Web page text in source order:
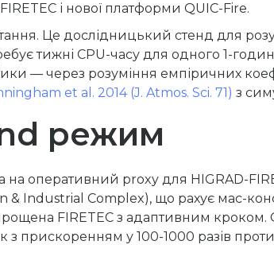
і нової платформи QUIC-Fire.
Це дослідницький стенд для
тижні CPU-часу для одного 1-
— через розуміння емпіричних
et al. 2014 (J. Atmos. Sci. 71) з
режим
на оперативний proxy для HIGRAD-
Industrial Complex), що рахує мас-
FIRETEC з адаптивним
з прискоренням у 100-1000 разів